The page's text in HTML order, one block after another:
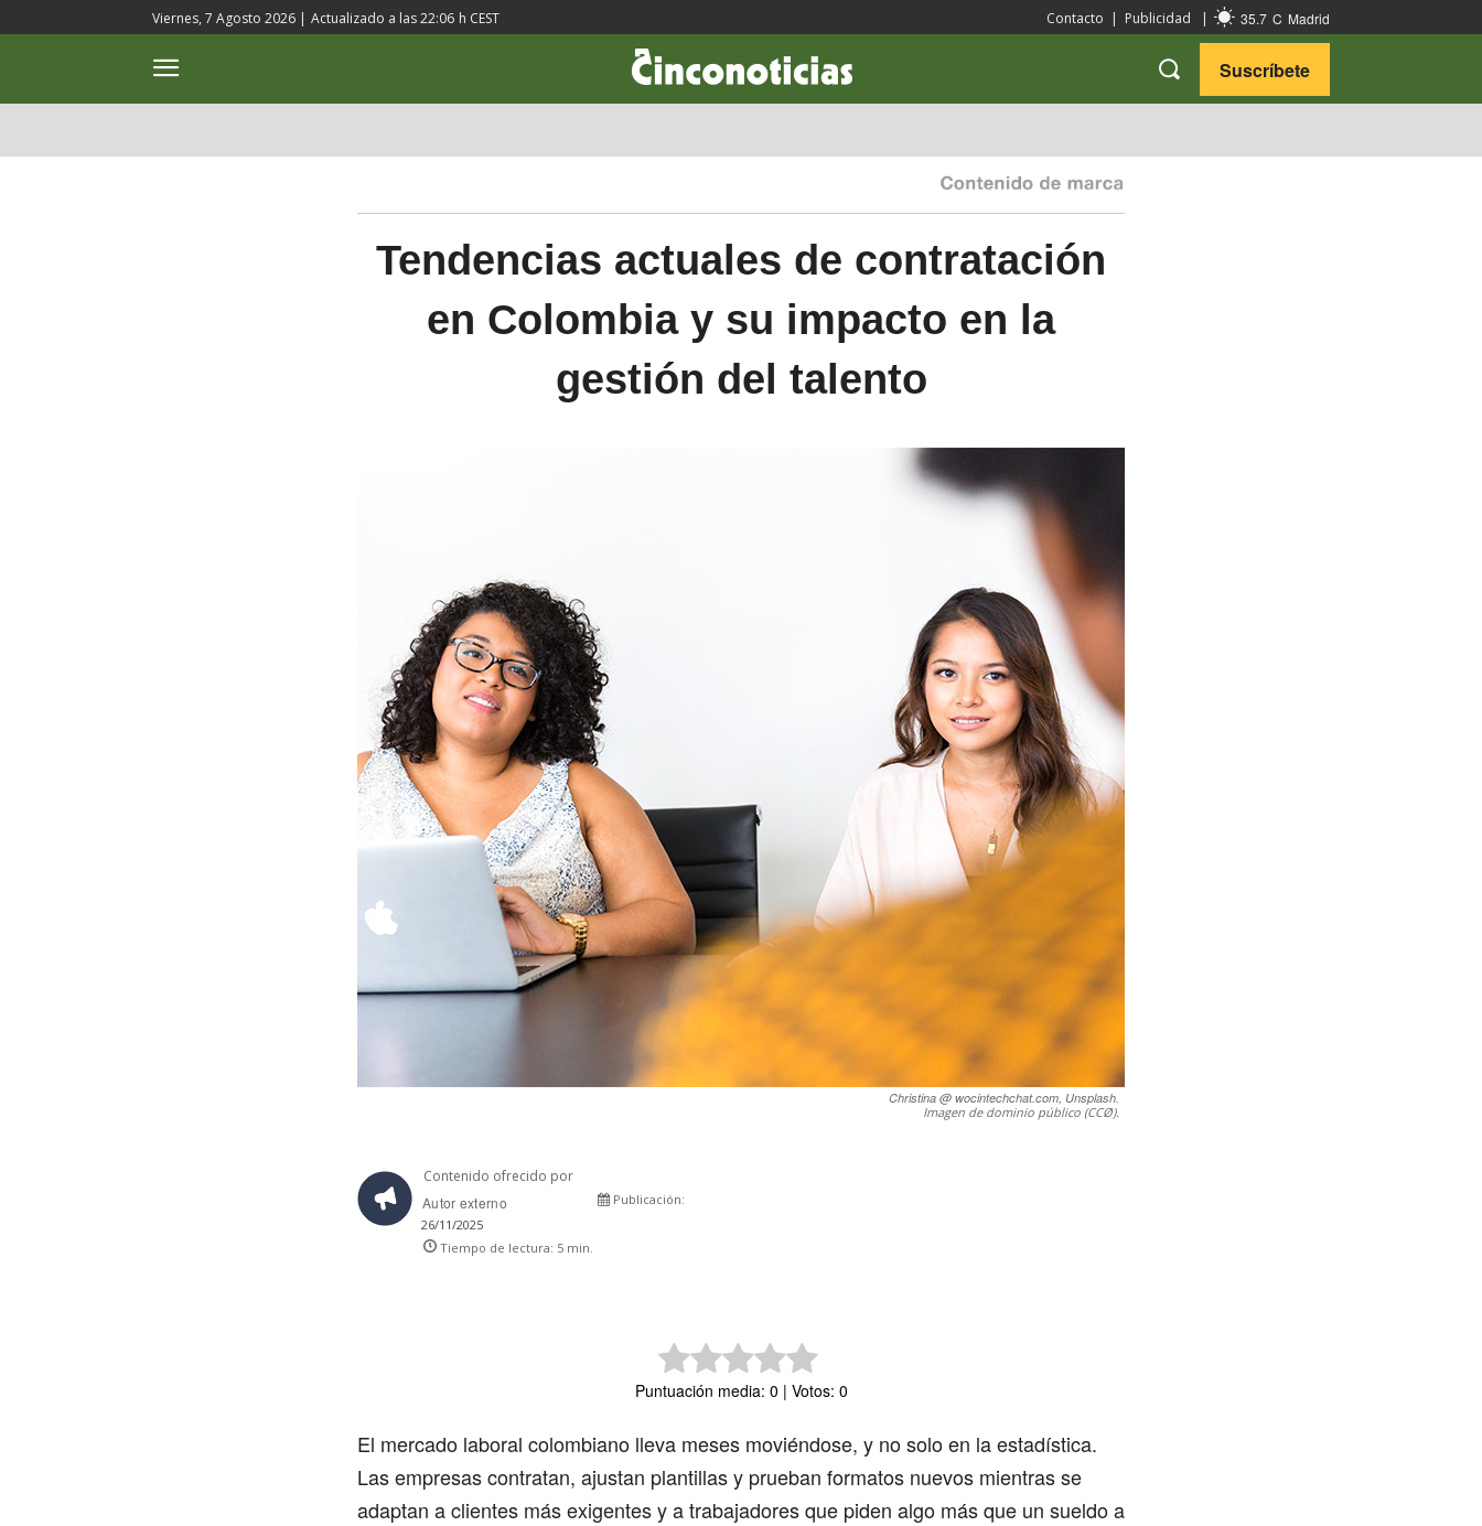
Viernes, 7 Agosto 2026 | Actualizado a las22:06 h CEST Contacto | Publicidad | 35.7 C Madrid
Suscríbete
Tendencias actuales de contratación
en Colombia y su impacto en la
gestión del talento
Christina @ wocintechchat.com, Unsplash.
Imagen de dominio público (CCØ).
Contenido ofrecido por
Autor externo
Publicación:
26/11/2025
Tiempo de lectura: 5 min.
Puntuación media: 0 | Votos: 0
El mercado laboral colombiano lleva meses moviéndose, y no solo en la estadística.
Las empresas contratan, ajustan plantillas y prueban formatos nuevos mientras se
adaptan a clientes más exigentes y a trabajadores que piden algo más que un sueldo a